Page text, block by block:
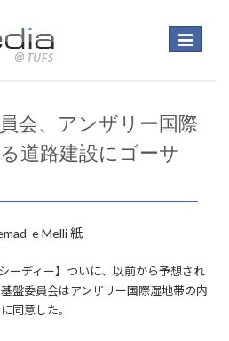
Toggle
会、アンザリー国際
道路建設にゴーサ
e Melli 紙
ーディー】ついに、以前から予想され
盤委員会はアンザリー国際湿地帯の内
同意した。